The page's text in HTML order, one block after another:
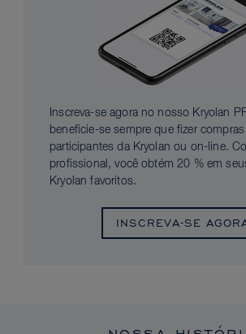
Inscreva-se agora no nosso Kryolan
beneficie-se sempre que fizer
participantes da Kryolan ou on-line.
profissional, você obtém 20 % em
Kryolan favoritos.
INSCREVA-SE